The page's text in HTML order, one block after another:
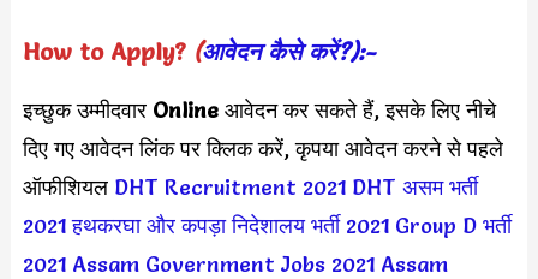
How to Apply?(आवेदन कैसे करें?):-
इच्छुक उम्मीदवार Onlineआवेदन कर सकते हैं, इसके लिए नीचे
दिए गए आवेदन लिंक पर क्लिक करें, कृपया आवेदन करने से पहले
ऑफीशियल DHT Recruitment 2021 DHT असम भर्ती
2021हथकरघा और कपड़ा निदेशालय भर्ती 2021 Group D भर्ती
2021 Assam Government Jobs 2021 Assam